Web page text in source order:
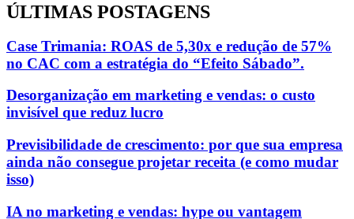
ÚLTIMAS POSTAGENS
Case Trimania: ROAS de 5,30x e redução de 57%
no CAC com a estratégia do “Efeito Sábado”.
Desorganização em marketing e vendas: o custo
invisível que reduz lucro
Previsibilidade de crescimento: por que sua empresa
ainda não consegue projetar receita (e como mudar
isso)
IA no marketing e vendas: hype ou vantagem